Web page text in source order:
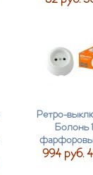
Ретро-
Болонь
994 руб.